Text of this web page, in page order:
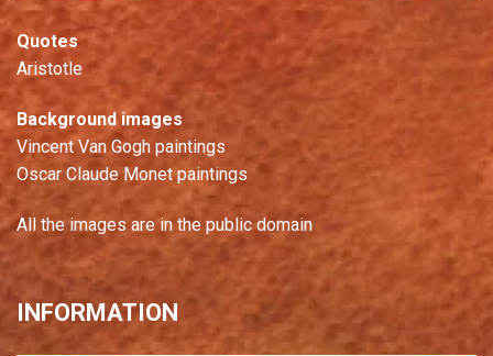
Quotes
Aristotle
Background images
Vincent Van Gogh paintings
Oscar Claude Monet paintings
All the images are in the public domain
INFORMATION